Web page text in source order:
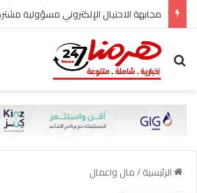
مجابهة الاحتيال الإلكتروني مسؤولية
بحث عن
الرئيسية/مال واعمال